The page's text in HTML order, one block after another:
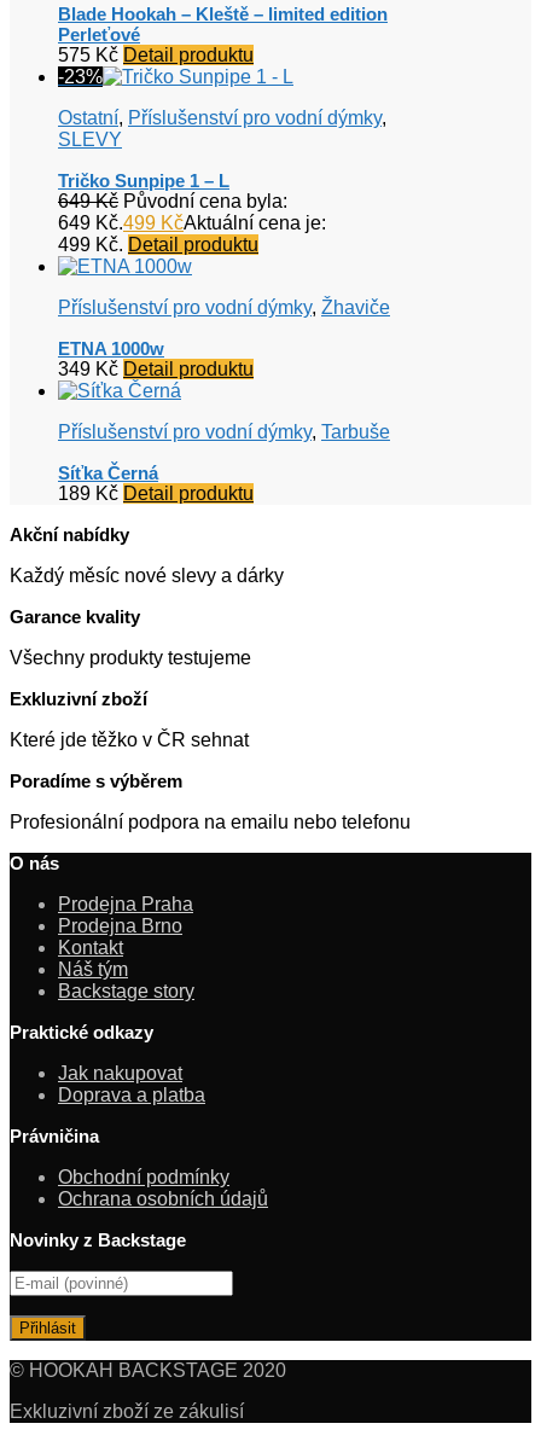
Blade Hookah – Kleště – limited edition
Perleťové
575 Kč Detail produktu
-23%
Ostatní, Příslušenství pro vodní dýmky,
SLEVY
Tričko Sunpipe 1 – L
649Kč Původní cena byla:
649 Kč.499 KčAktuální cena je:
499 Kč. Detail produktu
Příslušenství pro vodní dýmky, Žhaviče
ETNA 1000w
349 Kč Detail produktu
Příslušenství pro vodní dýmky, Tarbuše
Síťka Černá
189 Kč Detail produktu
Akční nabídky
Každý měsíc nové slevy a dárky
Garance kvality
Všechny produkty testujeme
Exkluzivní zboží
Které jde těžko v ČR sehnat
Poradíme s výběrem
Profesionální podpora na emailu nebo telefonu
O nás
Prodejna Praha
Prodejna Brno
Kontakt
Náš tým
Backstage story
Praktické odkazy
Jak nakupovat
Doprava a platba
Právničina
Obchodní podmínky
Ochrana osobních údajů
Novinky z Backstage
© HOOKAH BACKSTAGE 2020
Exkluzivní zboží ze zákulisí